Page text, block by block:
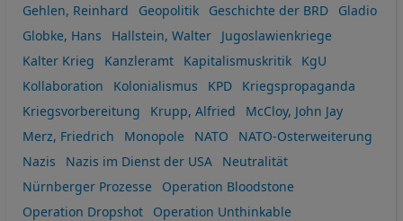
Gehlen, Reinhard Geopolitik Geschichte der BRD
Gladio
Globke, Hans
Hallstein, Walter
Jugoslawienkriege
Kalter Krieg
Kanzleramt Kapitalismuskritik
KgU
Kollaboration
Kolonialismus KPD
Kriegspropaganda
Kriegsvorbereitung
Krupp, Alfried
McCloy, John Jay
Merz, Friedrich
Monopole NATO
NATO-Osterweiterung
Nazis
Nazis im Dienst der USA
Neutralität
Nürnberger Prozesse
Operation Bloodstone
Operation Dropshot
Operation Unthinkable